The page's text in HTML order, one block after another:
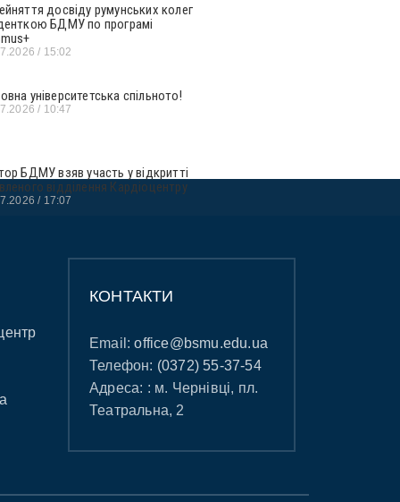
досвіду румунських колег
БДМУ по програмі
15:02
університетська спільното!
10:47
БДМУ взяв участь у відкритті
відділення Кардіоцентру
17:07
КОНТАКТИ
Email:office@bsmu.edu.ua
Телефон: (0372) 55-37-54
Адреса: : м. Чернівці, пл.
Театральна, 2